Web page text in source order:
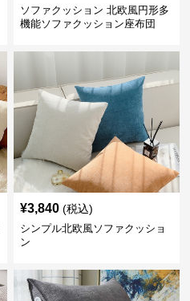
ソファクッション 北欧風円形多
機能ソファクッション座布団
¥3,840 (税込)
シンプル北欧風ソファクッショ
ン